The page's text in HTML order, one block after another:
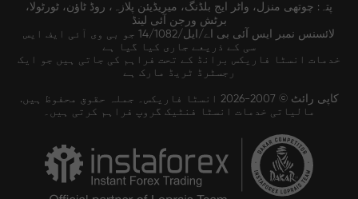
پتہ: چوتھی منزل، واٹر ایج بلڈنگ، میریڈیئن پلازہ، روڈ ٹاؤن، ٹورٹولا،
برٹش ورجن آئی لینڈ
لائسنس نمبر ایس آئی بی اے/ایل/14/1082 جو بی وی آئی ایف ایس
سی کے ذریعے جاری کیا گیا ہے
خدمات انسٹا فاریکس برانڈ کے تحت فراہم کی جاتی ہیں جو ایک
رجسٹرڈ ٹریڈ مارک ہے
کاپی رائٹ © 2007-2026 انسٹا فاریکس۔ جملہ حقوق محفوظ ہیں.
مالیاتی خدمات انسٹا فنٹیک گروپ فراہم کرتی ہیں۔